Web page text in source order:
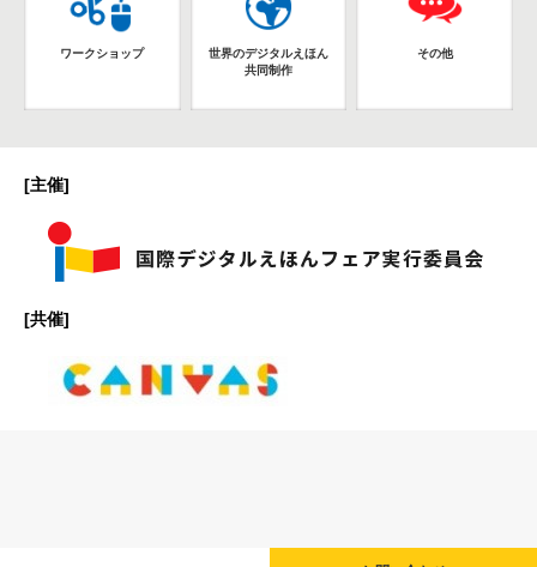
ワークショップ
世界のデジタルえほん
共同制作
その他
[主催]
[共催]